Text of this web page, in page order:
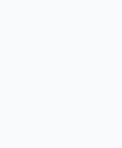
リアルタイムパフ
AdCashのパフォーマンス
どの有用な指標を提供す
キャンペーンパフォーマ